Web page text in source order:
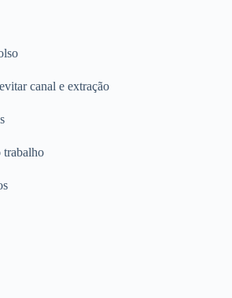
canal e extração
trabalho